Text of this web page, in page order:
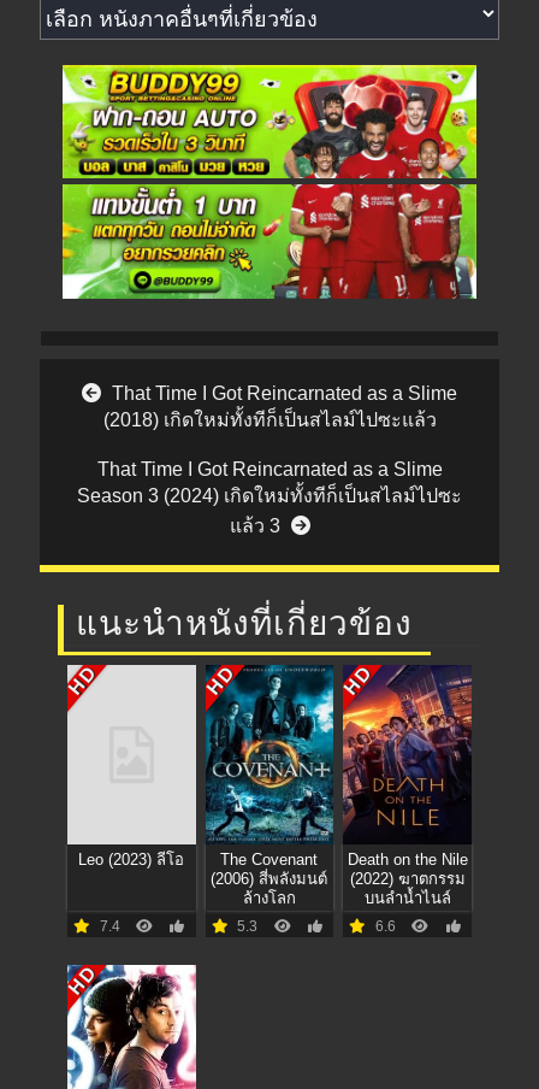
Post navigation
That Time I Got Reincarnated as a Slime
(2018) เกิดใหม่ทั้งทีก็เป็นสไลม์ไปซะแล้ว
That Time I Got Reincarnated as a Slime
Season 3 (2024) เกิดใหม่ทั้งทีก็เป็นสไลม์ไปซะ
แล้ว 3
แนะนำหนังที่เกี่ยวข้อง
HD
Leo (2023) ลีโอ
7.4
HD
The Covenant
(2006) สี่พลังมนต์
ล้างโลก
5.3
HD
Death on the Nile
(2022) ฆาตกรรม
บนลำน้ำไนล์
6.6
HD